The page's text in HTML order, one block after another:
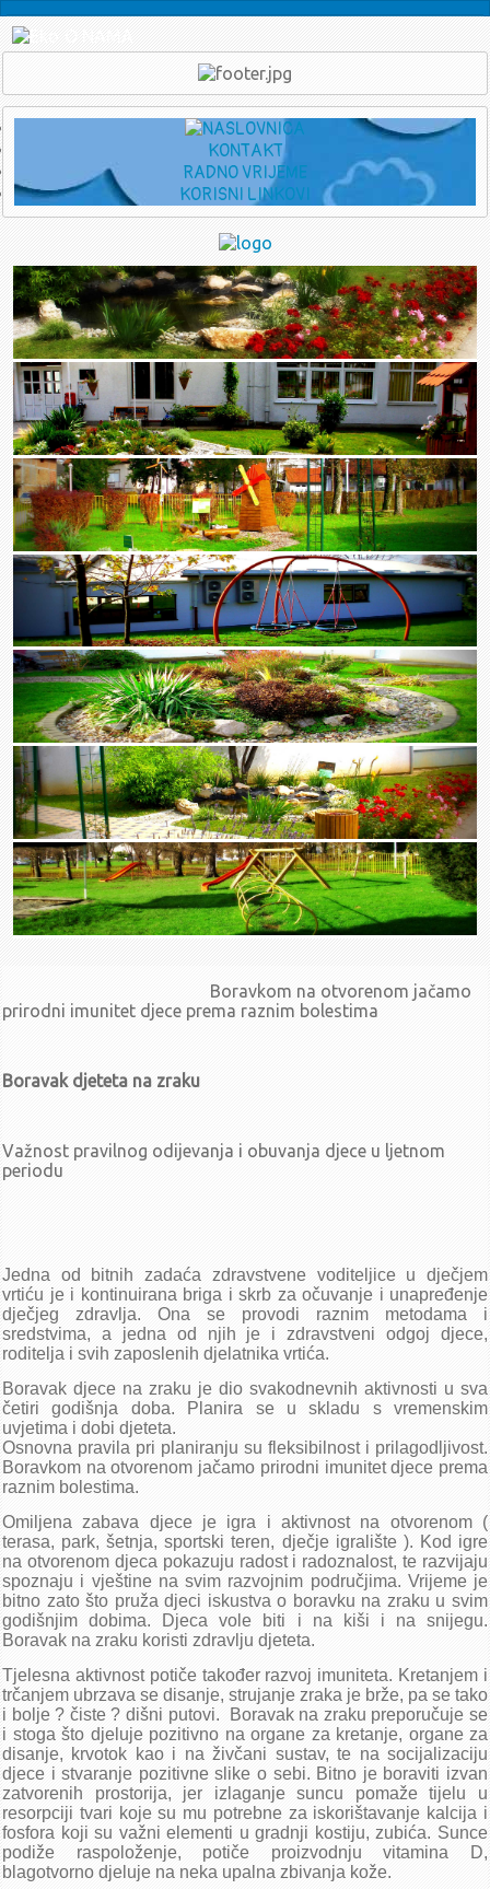
Djelatnici
PRAVNI KUTAK
Transparentnost
Savjetovanje s javnošću
Upravno vijeće
Sjednice u 2026.
Poziv za 12. sjednicu UV-a (16.7.2026.)
travanj - lipanj
Zapisnik sa 11. sjednice UV-a (1.6.2026.)
Poziv za 11. sjednicu UV-a (1.6.2026.)
Zapisnik sa 10. sjednice UV-a (12.5.2026.)
Poziv za 10. sjednicu UV-a (12.05.2026.)
Zaključci sa 9. sjednice UV-a (14.04.2026.)
Poziv za 9. sjednicu UV-a (14.04.2026.)
siječanj - ožujak
Zaključci sa 8. sjednice UV-a (20.03.2026.)
Poziv za 8. sjednicu UV-a (20.03.2026.)
Zaključci sa 7. sjednice UV-a (16.02.2026.)
Poziv za 7. sjednicu UV-a (16.02.2026.)
Zaključci sa 6. sjednice UV-a (19.01.2026.)
Poziv za 6. sjednicu UV-a (19.01.2026.)
Sjednice u 2025.
listopad - prosinac
Poziv za 4. sjednicu UV-a (4.12.2025.)
Zaključci sa 3. sjednice UV-a (6.11.2025.)
Poziv za 3. sjednicu UV-a (6.11.2025.)
Zaključci sa 2. sjednice UV-a (16.10.2025.)
Poziv za 2. sjednicu UV-a (16.10.2025.)
Zaključci sa konstituirajuće sjednice UV-a (8.10.2025.)
Poziv na konstituirajuću sjednicu UV-a (8.10.2025.)
srpanj - rujan
Zaključci sa 56. sjednice UV-a (22.8.2025.)
Poziv za 56. sjednicu UV-a (22.8.2025.)
Poziv za 55. sjednicu UV-a (21.7.2025.)
Poziv za 54. sjednicu UV-a (10.6.2025.)
Poziv za 52. sjednicu UV-a (3.4.2025.)
siječanj - ožujak
Zaključci sa 51. sjednice UV-a (19.3.2025.)
Poziv za 51. sjednicu UV-a (19.3.2025.)
Izmjena i dopuna Dnevnog reda 50. sjednice UV-a
Poziv za 50. sjednicu UV-a (18.2.2025.)
Zaključci sa 49. sjednice UV-a (5.2.2025.)
Poziv za 49. sjednicu UV-a (5.2.2025.)
Zaključci sa 48. sjednice UV-a (15.1.2025.)
Poziv za 48. sjednicu UV-a (15.1.2025.)
Zaključci sa 47. sjednice UV-a (13.1.2025.)
Poziv za 47. sjednicu UV-a (13.1.2025.)
Sjednice u 2024.
listopad - prosinac
Zaključci sa 46. sjednice UV-a (18.12.2024.)
Poziv za 46. sjednicu UV-a (18.12.2024.)
Zaključci sa 45. sjednice UV-a (10.12.2024.)
Poziv za 45. sjednicu UV-a (10.12.2024.)
Zaključci sa 44. sjednice UV-a (7.11.2024.)
Poziv za 44. sjednicu UV-a (7.11.2024.)
Zaključci sa 43. sjednice UV-a (24.10.2024.)
Poziv za 43. sjednicu UV-a (24.10.2024.)
KONTAKT
RADNO VRIJEME
KORISNI LINKOVI
Boravkom na otvorenom jačamo
prirodni imunitet djece prema raznim bolestima
Boravak djeteta na zraku
Važnost pravilnog odijevanja i obuvanja djece u ljetnom
periodu
Jedna od bitnih zadaća zdravstvene voditeljice u dječjem
vrtiću je i kontinuirana briga i skrb za očuvanje i unapređenje
dječjeg zdravlja. Ona se provodi raznim metodama i
sredstvima, a jedna od njih je i zdravstveni odgoj djece,
roditelja i svih zaposlenih djelatnika vrtića.
Boravak djece na zraku je dio svakodnevnih aktivnosti u sva
četiri godišnja doba. Planira se u skladu s vremenskim
uvjetima i dobi djeteta.
Osnovna pravila pri planiranju su fleksibilnost i prilagodljivost.
Boravkom na otvorenom jačamo prirodni imunitet djece prema
raznim bolestima.
Omiljena zabava djece je igra i aktivnost na otvorenom (
terasa, park, šetnja, sportski teren, dječje igralište ). Kod igre
na otvorenom djeca pokazuju radost i radoznalost, te razvijaju
spoznaju i vještine na svim razvojnim područjima. Vrijeme je
bitno zato što pruža djeci iskustva o boravku na zraku u svim
godišnjim dobima. Djeca vole biti i na kiši i na snijegu.
Boravak na zraku koristi zdravlju djeteta.
Tjelesna aktivnost potiče također razvoj imuniteta. Kretanjem i
trčanjem ubrzava se disanje, strujanje zraka je brže, pa se tako
i bolje ? čiste ? dišni putovi. Boravak na zraku preporučuje se
i stoga što djeluje pozitivno na organe za kretanje, organe za
disanje, krvotok kao i na živčani sustav, te na socijalizaciju
djece i stvaranje pozitivne slike o sebi. Bitno je boraviti izvan
zatvorenih prostorija, jer izlaganje suncu pomaže tijelu u
resorpciji tvari koje su mu potrebne za iskorištavanje kalcija i
fosfora koji su važni elementi u gradnji kostiju, zubića. Sunce
podiže raspoloženje, potiče proizvodnju vitamina D,
blagotvorno djeluje na neka upalna zbivanja kože.